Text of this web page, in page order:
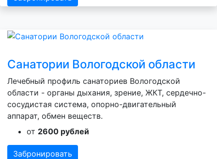
Санатории Вологодской области
Лечебный профиль санаториев Вологодской
области - органы дыхания, зрение, ЖКТ, сердечно-
сосудистая система, опорно-двигательный
аппарат, обмен веществ.
от 2600 рублей
Забронировать